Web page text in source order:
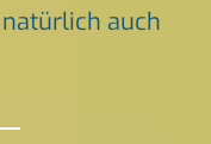
auch